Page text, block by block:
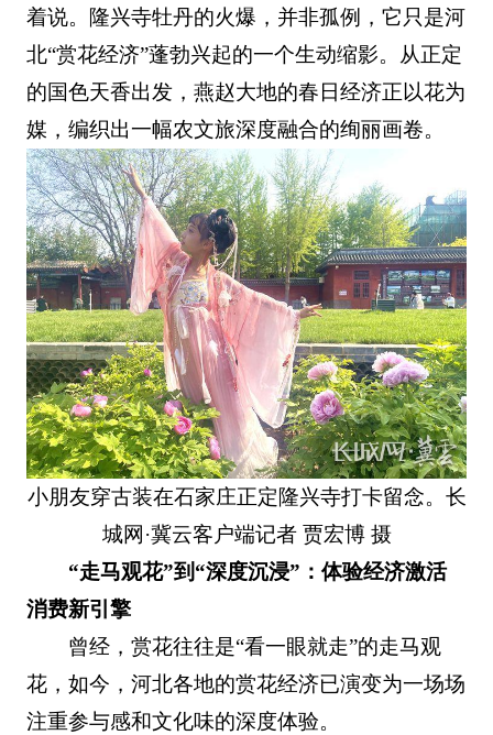
着说。隆兴寺牡丹的火爆，并非孤例，它只是河
北“赏花经济”蓬勃兴起的一个生动缩影。从正定
的国色天香出发，燕赵大地的春日经济正以花为
媒，编织出一幅农文旅深度融合的绚丽画卷。
小朋友穿古装在石家庄正定隆兴寺打卡留念。长
城网·冀云客户端记者 贾宏博 摄
“走马观花”到“深度沉浸”：体验经济激活
消费新引擎
曾经，赏花往往是“看一眼就走”的走马观
花，如今，河北各地的赏花经济已演变为一场场
注重参与感和文化味的深度体验。